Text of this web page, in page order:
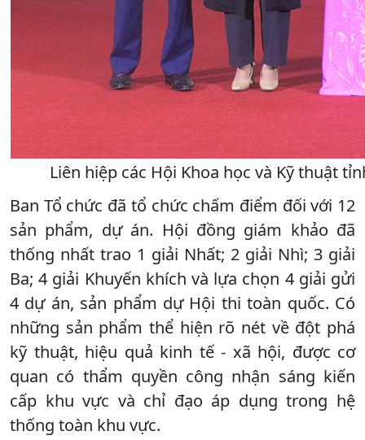
Liên hiệp các Hội Khoa học và Kỹ thuật
Ban Tổ chức đã tổ chức chấm điểm đối với 12
sản phẩm, dự án. Hội đồng giám khảo đã
thống nhất trao 1 giải Nhất; 2 giải Nhì; 3 giải
Ba; 4 giải Khuyến khích và lựa chọn 4 giải gửi
4 dự án, sản phẩm dự Hội thi toàn quốc. Có
những sản phẩm thể hiện rõ nét về đột phá
kỹ thuật, hiệu quả kinh tế - xã hội, được cơ
quan có thẩm quyền công nhận sáng kiến
cấp khu vực và chỉ đạo áp dụng trong hệ
thống toàn khu vực.